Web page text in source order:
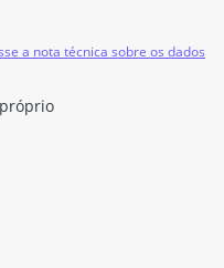
a nota técnica sobre os dados